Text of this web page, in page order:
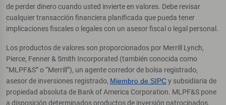
de perder dinero cuando usted invierte en valores. Debe revisar
cualquier transacción financiera planificada que pueda tener
implicaciones fiscales o legales con un asesor fiscal o legal personal.
Los productos de valores son proporcionados por Merrill Lynch,
Pierce, Fenner & Smith Incorporated (también conocida como
“MLPF&S” o “Merrill”), un agente corredor de bolsa registrado,
asesor de inversiones registrado, Miembro de SIPCy subsidiaria de
propiedad absoluta de Bank of America Corporation. MLPF&S pone
a disposición determinados productos de inversión patrocinados,